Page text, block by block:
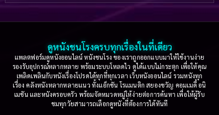
Based on a True Story เรื่องจริง(36)
Based on Novel(16)
Betrayal(1)
Biography(3)
2003
2002
2001
2000
1999
1998
1997
1996
1995
1994
1993
1992
ดูหนังชนโรงครบทุกเรื่องในที่เดียว
แพลตฟอร์มดูหนังออนไลน์ หนังชนโรง ของเราถูกออกแบบมาให้ใช้งานง่าย
รองรับอุปกรณ์หลากหลาย พร้อมระบบโหลดไว ดูได้แบบไม่กระตุก เพื่อให้คุณ
เพลิดเพลินกับหนังเรื่องโปรดได้ทุกที่ทุกเวลา เว็บหนังออนไลน์ รวมหนังทุก
เรื่อง คลังหนังหลากหลายแนว ทั้งแอ็กชัน โรแมนติก สยองขวัญ คอมเมดี้ อนิ
เมชัน และหนังครอบครัว พร้อมจัดหมวดหมู่ให้ง่ายต่อการค้นหา เพื่อให้ผู้รับ
ชมทุกวัยสามารถเลือกดูหนังที่ต้องการได้ทันที